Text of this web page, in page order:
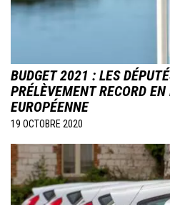
BUDGET 2021 : LES
PRÉLÈVEMENT RECORD
EUROPÉENNE
19 OCTOBRE 2020
Image